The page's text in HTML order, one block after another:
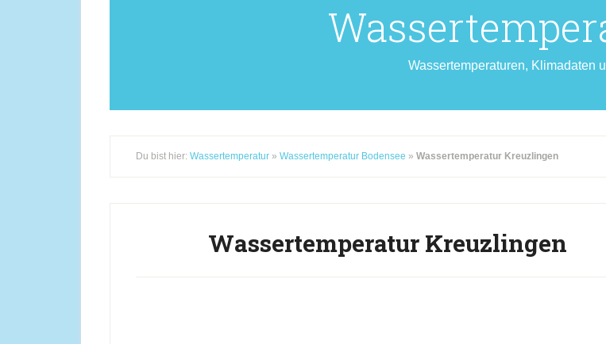
Wassertemperaturen, Klimadaten
Du bist hier: Wassertemperatur » Wassertemperatur Bodensee » Wassertemperatur Kreuzlingen
Wassertemperatur Kreuzlingen